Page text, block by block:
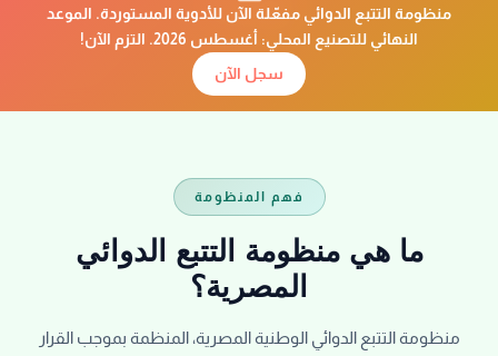
iPhone
منظومة التتبع الدوائي مفعّلة الآن للأدوية المستوردة. الموعد
النهائي للتصنيع المحلي: أغسطس 2026. التزم الآن!
سجل الآن
فهم المنظومة
ما هي منظومة التتبع الدوائي
المصرية؟
منظومة التتبع الدوائي الوطنية المصرية، المنظمة بموجب القرار